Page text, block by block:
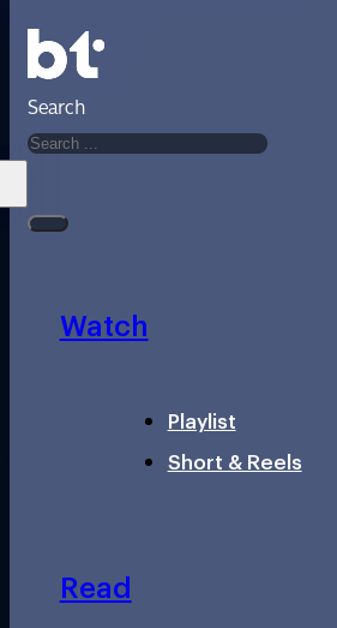
Search
Watch
Playlist
Short & Reels
Read